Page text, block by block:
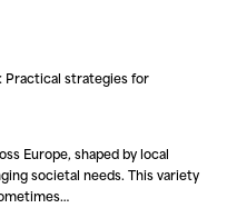
Practical strategies for
Europe, shaped by local
societal needs. This variety